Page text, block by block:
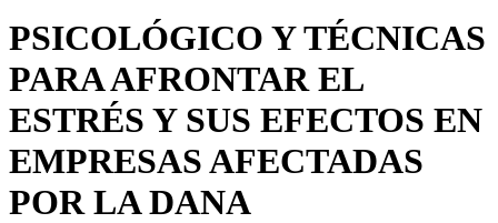
PSICOLÓGICO Y TÉCNICAS
PARA AFRONTAR EL
ESTRÉS Y SUS EFECTOS EN
EMPRESAS AFECTADAS
POR LA DANA